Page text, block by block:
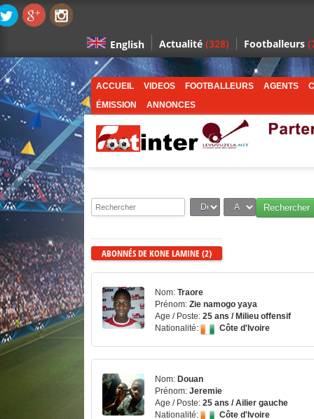
English Actualité (328) Footballeurs
ACCUEIL VIDEOS FOOTBALLEURS AGENTS
ÉMISSION
ANNONCES
ABONNÉS DE KONE LAMINE (2)
Nom: Traore
Prénom: Zie namogo yaya
Age / Poste: 25 ans / Milieu offensif
Nationalité: Côte d'Ivoire
Nom: Douan
Prénom: Jeremie
Age / Poste: 25 ans / Ailier gauche
Nationalité: Côte d'Ivoire